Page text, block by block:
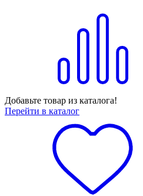
Добавьте товар из каталога!
Перейти в каталог